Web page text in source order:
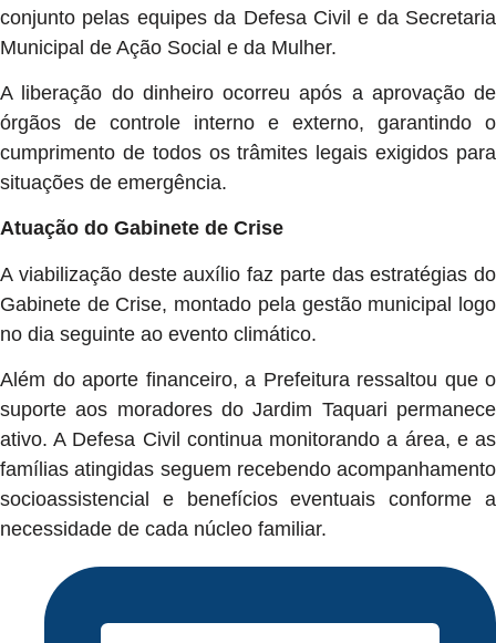
conjunto pelas equipes da Defesa Civil e da Secretaria
Municipal de Ação Social e da Mulher.
A liberação do dinheiro ocorreu após a aprovação de
órgãos de controle interno e externo, garantindo o
cumprimento de todos os trâmites legais exigidos para
situações de emergência.
Atuação do Gabinete de Crise
A viabilização deste auxílio faz parte das estratégias do
Gabinete de Crise, montado pela gestão municipal logo
no dia seguinte ao evento climático.
Além do aporte financeiro, a Prefeitura ressaltou que o
suporte aos moradores do Jardim Taquari permanece
ativo. A Defesa Civil continua monitorando a área, e as
famílias atingidas seguem recebendo acompanhamento
socioassistencial e benefícios eventuais conforme a
necessidade de cada núcleo familiar.